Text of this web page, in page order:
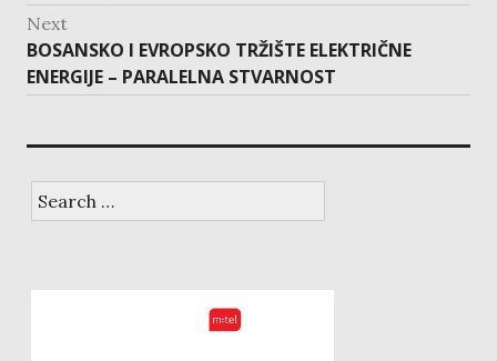
Next
Next
post:
BOSANSKO I EVROPSKO TRŽIŠTE ELEKTRIČNE
ENERGIJE – PARALELNA STVARNOST
for: